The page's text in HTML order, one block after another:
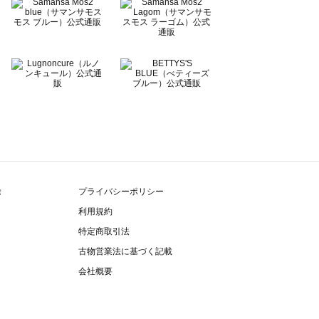
プライバシーポリシー
利用規約
特定商取引法
古物営業法に基づく記載
会社概要